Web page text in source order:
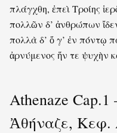
πλάγχθη, ἐπεὶ Τροίης
πολλῶν δ’ ἀνθρώπων
πολλὰ δ’ ὅ γ’ ἐν πόντῳ
ἀρνύμενος ἥν τε ψυχὴν
Athenaze Cap.1
Ἀθήναζε, Κεφ.